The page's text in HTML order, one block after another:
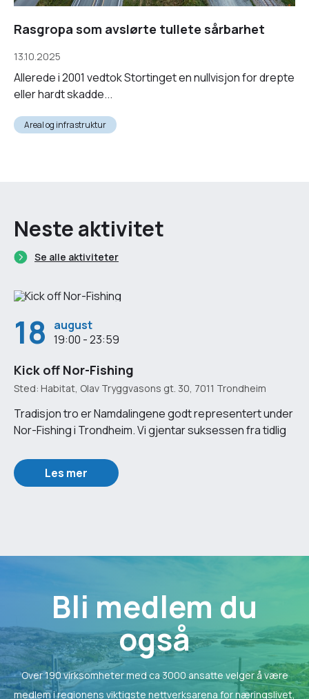
Rasgropa som avslørte tullete sårbarhet
13.10.2025
Allerede i 2001 vedtok Stortinget en nullvisjon for drepte
eller hardt skadde...
Areal og infrastruktur
Neste aktivitet
Se alle aktiviteter
18
august
19:00 - 23:59
Kick off Nor-Fishing
Sted: Habitat, Olav Tryggvasons gt. 30, 7011 Trondheim
Tradisjon tro er Namdalingene godt representert under
Nor-Fishing i Trondheim. Vi gjentar suksessen fra tidlig
Les mer
Bli medlem du
også
Over 190 virksomheter med ca 3000 ansatte velger å være
medlem i regionens viktigste nettverksarena for næringslivet,